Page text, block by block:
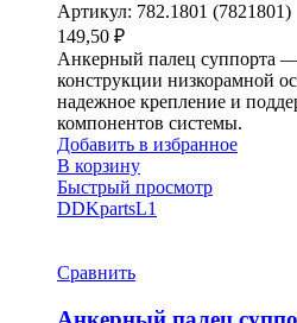
Артикул: 782.1801 (7821801)
149,50 ₽
Анкерный палец суппорта
конструкции низкорамной
надежное крепление и
компонентов системы.
Добавить в избранное
В корзину
Быстрый просмотр
DDKpartsL1
Сравнить